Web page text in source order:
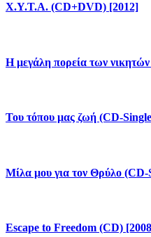
X.Y.T.A. (CD+DVD) [2012]
Η μεγάλη πορεία των
Του τόπου μας ζωή (CD-
Μίλα μου για τον Θρύλο (CD-
Escape to Freedom (CD)